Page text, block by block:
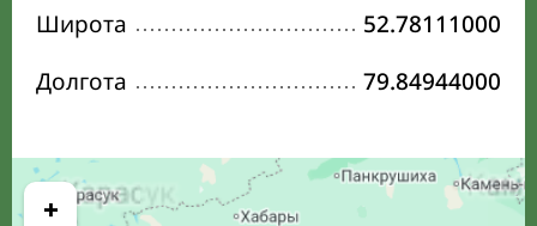
Широта
52.78111000
Долгота
79.84944000
+